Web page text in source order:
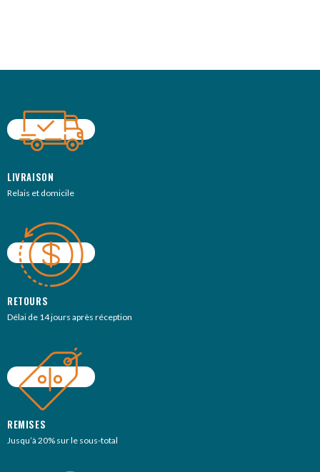
LIVRAISON
Relais et domicile
RETOURS
Délai de 14 jours après réception
REMISES
Jusqu’à 20% sur le sous-total